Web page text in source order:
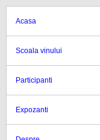
Acasa
Scoala vinului
Participanti
Expozanti